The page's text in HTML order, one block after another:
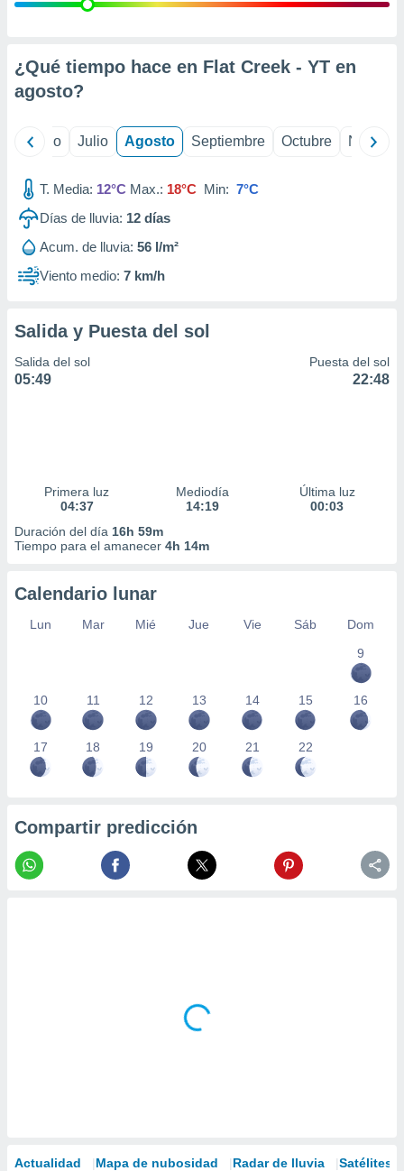
e
mediante
de
1199
¿Qué tiempo hace en Flat Creek - YT en
agosto?
Junio Julio Agosto Septiembre Octubre
T. Media: 12°C Max.: 18°C Min: 7°C
Días de lluvia: 12 días
Acum. de lluvia: 56 l/m²
Viento medio: 7 km/h
Salida y Puesta del sol
Salida del sol
05:49
Puesta del sol
22:48
Primera luz
04:37
Mediodía
14:19
Última luz
00:03
Duración del día 16h 59m
Tiempo para el amanecer 4h 14m
Calendario lunar
Lun Mar Mié Jue Vie Sáb
Dom
9
10 11 12 13 14 15 16
17 18 19 20 21 22
Compartir predicción
Actualidad Mapa de nubosidad Radar de lluvia Satélites